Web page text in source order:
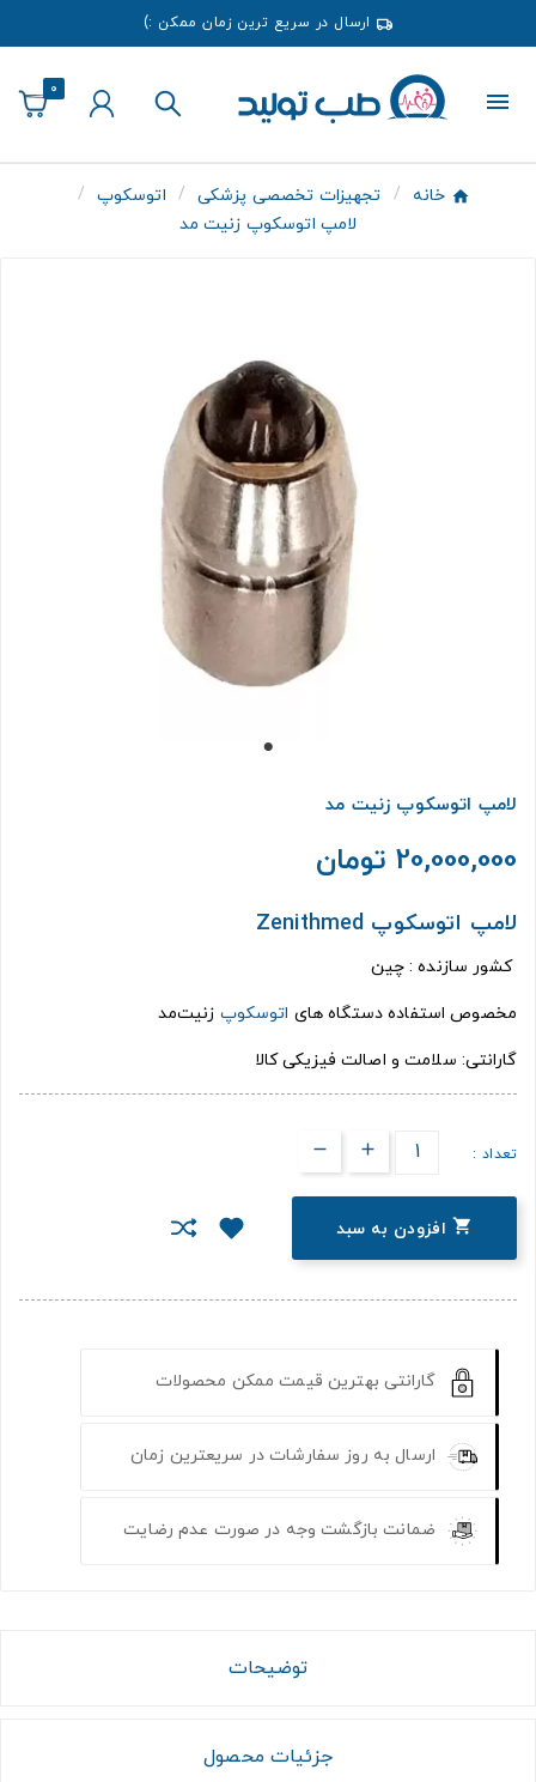
ارسال در سریع ترین زمان ممکن :)
0
خانه تجهیزات تخصصی پزشکی
اتوسکوپ
لامپ اتوسکوپ زنیت مد
لامپ اتوسکوپ زنیت مد
20,000,000 تومان
لامپ اتوسکوپ Zenithmed
کشور سازنده : چین
مخصوص استفاده دستگاه های اتوسکوپ زنیت‌مد
گارانتی: سلامت و اصالت فیزیکی کالا
تعداد :
 افزودن به سبد
گارانتی بهترین قیمت ممکن محصولات
ارسال به روز سفارشات در سریعترین زمان
ضمانت بازگشت وجه در صورت عدم رضایت
توضیحات
جزئیات محصول